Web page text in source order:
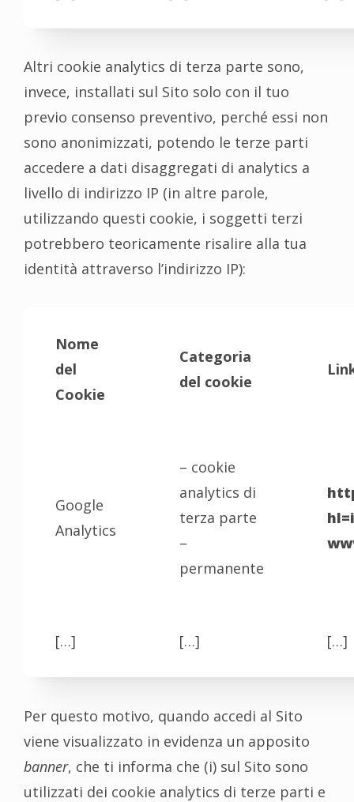
Altri cookie analytics di terza parte sono,
invece, installati sul Sito solo con il tuo
previo consenso preventivo, perché essi non
sono anonimizzati, potendo le terze parti
accedere a dati disaggregati di analytics a
livello di indirizzo IP (in altre parole,
utilizzando questi cookie, i soggetti terzi
potrebbero teoricamente risalire alla tua
identità attraverso l’indirizzo IP):
Nome
del
Cookie
Categoria
del cookie
Google
Analytics
– cookie
analytics di
terza parte
–
permanente
[…] […] […]
Per questo motivo, quando accedi al Sito
viene visualizzato in evidenza un apposito
banner, che ti informa che (i) sul Sito sono
utilizzati dei cookie analytics di terze parti e